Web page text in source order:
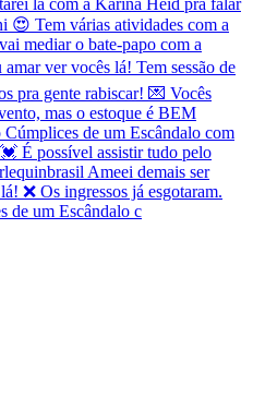
de um Escândalo c